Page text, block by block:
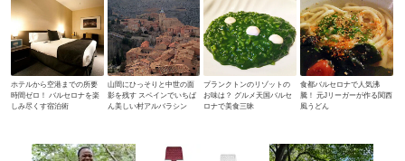
ホテルから空港までの所要
時間ゼロ！ バルセロナを楽
しみ尽くす宿泊術
山間にひっそりと中世の面
影を残す スペインでいちば
ん美しい村アルバラシン
プランクトンのリゾットの
お味は？ グルメ天国バルセ
ロナで美食三昧
食都バルセロナで人気沸
騰！ 元Jリーガーが作る関西
風うどん